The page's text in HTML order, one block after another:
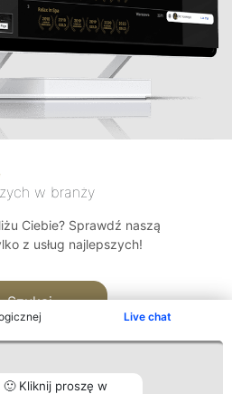
Live chat
Kliknij proszę w
w branży
Ciebie? Sprawdź naszą
z usług najlepszych!
Szukaj